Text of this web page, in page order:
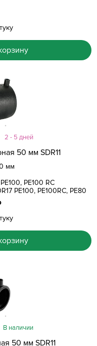
50 мм SDR11
мм
PE100 RC
PE100, PE100RC, PE80
2 - 5 дней
50 мм SDR11
В наличии